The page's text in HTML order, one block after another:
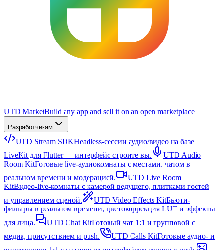
UTD MarketBuild any app and sell it on an open marketplace
Разработчикам
UTD Stream SDKHeadless-сессии аудио/видео на базе
LiveKit для Flutter — интерфейс строите вы.
UTD Audio
Room KitГотовые live-аудиокомнаты с местами, чатом в
реальном времени и модерацией.
UTD Live Room
KitВидео-live-комнаты с камерой ведущего, плитками гостей
и управлением сценой.
UTD Video Effects KitБьюти-
фильтры в реальном времени, цветокоррекция LUT и эффекты
для лица.
UTD Chat KitГотовый чат 1:1 и групповой с
медиа, присутствием и push.
UTD Calls KitГотовые аудио- и